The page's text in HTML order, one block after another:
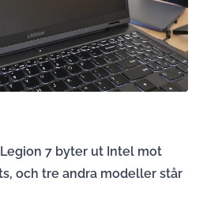
7 byter ut Intel mot
och tre andra modeller står